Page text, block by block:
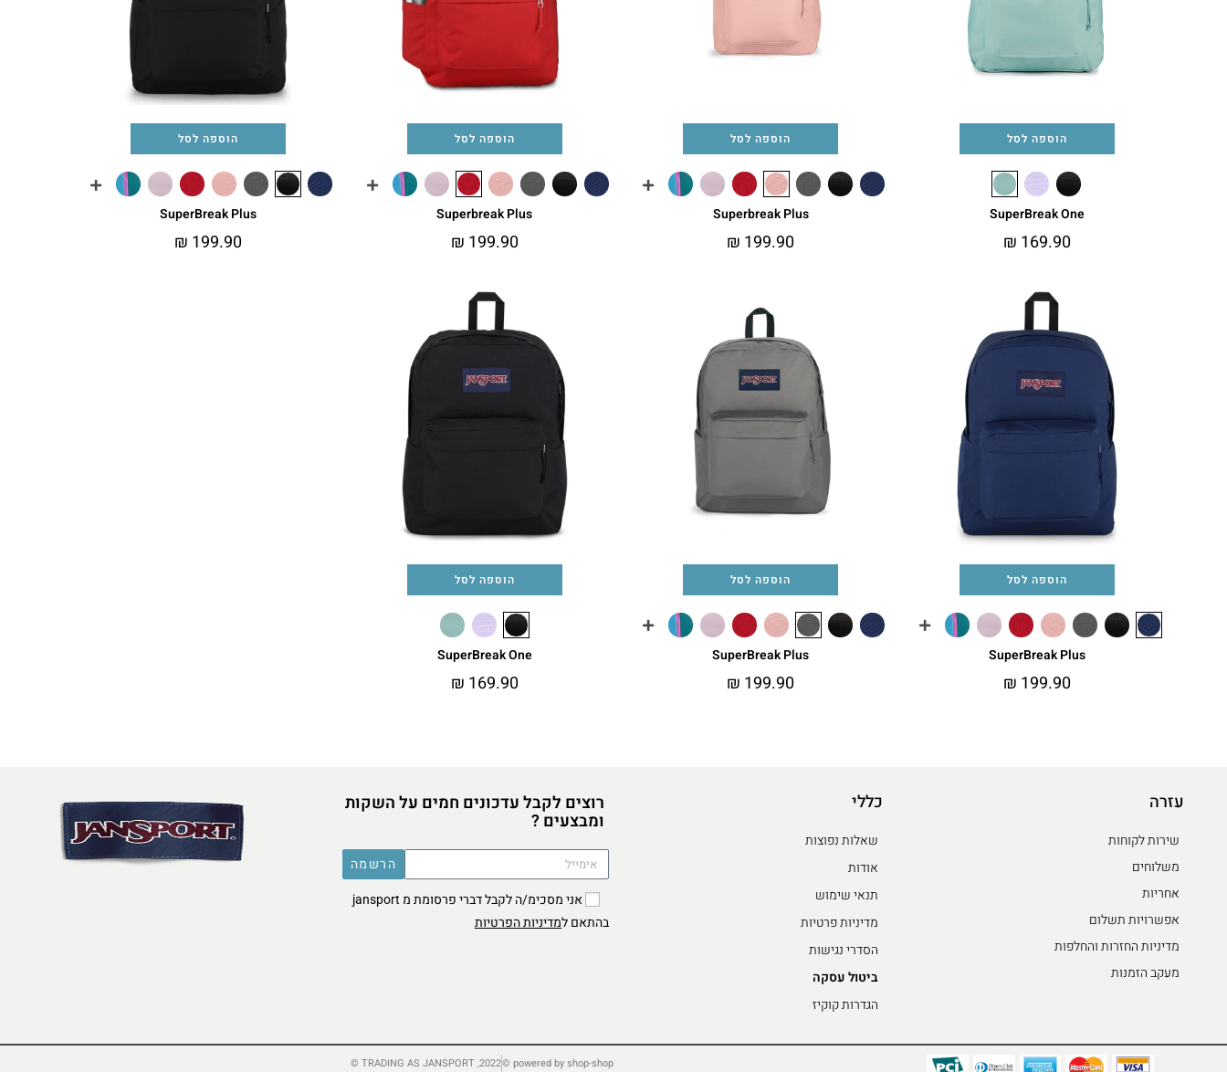
הוספה לסל
SuperBreak One
₪ 169.90
הוספה לסל
Superbreak Plus
₪ 199.90
הוספה לסל
Superbreak Plus
₪ 199.90
הוספה לסל
SuperBreak Plus
₪ 199.90
הוספה לסל
SuperBreak Plus
₪ 199.90
הוספה לסל
SuperBreak Plus
₪ 199.90
הוספה לסל
SuperBreak One
₪ 169.90
עזרה
שירות לקוחות
משלוחים
אחריות
אפשרויות תשלום
מדיניות החזרות והחלפות
מעקב הזמנות
כללי
שאלות נפוצות
אודות
תנאי שימוש
מדיניות פרטיות
הסדרי נגישות
ביטול עסקה
הגדרות קוקיז
רוצים לקבל עדכונים חמים על השקות
ומבצעים ?
אני מסכימ/ה לקבל דברי פרסומת מ jansport
בהתאם למדיניות הפרטיות
הרשמה
powered by shop-shop ©️
2022, TRADING AS JANSPORT ©